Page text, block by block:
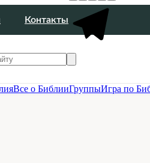
Контакты
Все о БиблииГруппыИгра по